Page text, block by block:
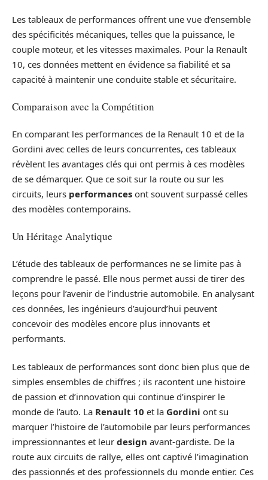
Les tableaux de performances offrent une vue d’ensemble
des spécificités mécaniques, telles que la puissance, le
couple moteur, et les vitesses maximales. Pour la Renault
10, ces données mettent en évidence sa fiabilité et sa
capacité à maintenir une conduite stable et sécuritaire.
Comparaison avec la Compétition
En comparant les performances de la Renault 10 et de la
Gordini avec celles de leurs concurrentes, ces tableaux
révèlent les avantages clés qui ont permis à ces modèles
de se démarquer. Que ce soit sur la route ou sur les
circuits, leurs performances ont souvent surpassé celles
des modèles contemporains.
Un Héritage Analytique
L’étude des tableaux de performances ne se limite pas à
comprendre le passé. Elle nous permet aussi de tirer des
leçons pour l’avenir de l’industrie automobile. En analysant
ces données, les ingénieurs d’aujourd’hui peuvent
concevoir des modèles encore plus innovants et
performants.
Les tableaux de performances sont donc bien plus que de
simples ensembles de chiffres ; ils racontent une histoire
de passion et d’innovation qui continue d’inspirer le
monde de l’auto. La Renault 10 et la Gordini ont su
marquer l’histoire de l’automobile par leurs performances
impressionnantes et leur design avant-gardiste. De la
route aux circuits de rallye, elles ont captivé l’imagination
des passionnés et des professionnels du monde entier. Ces